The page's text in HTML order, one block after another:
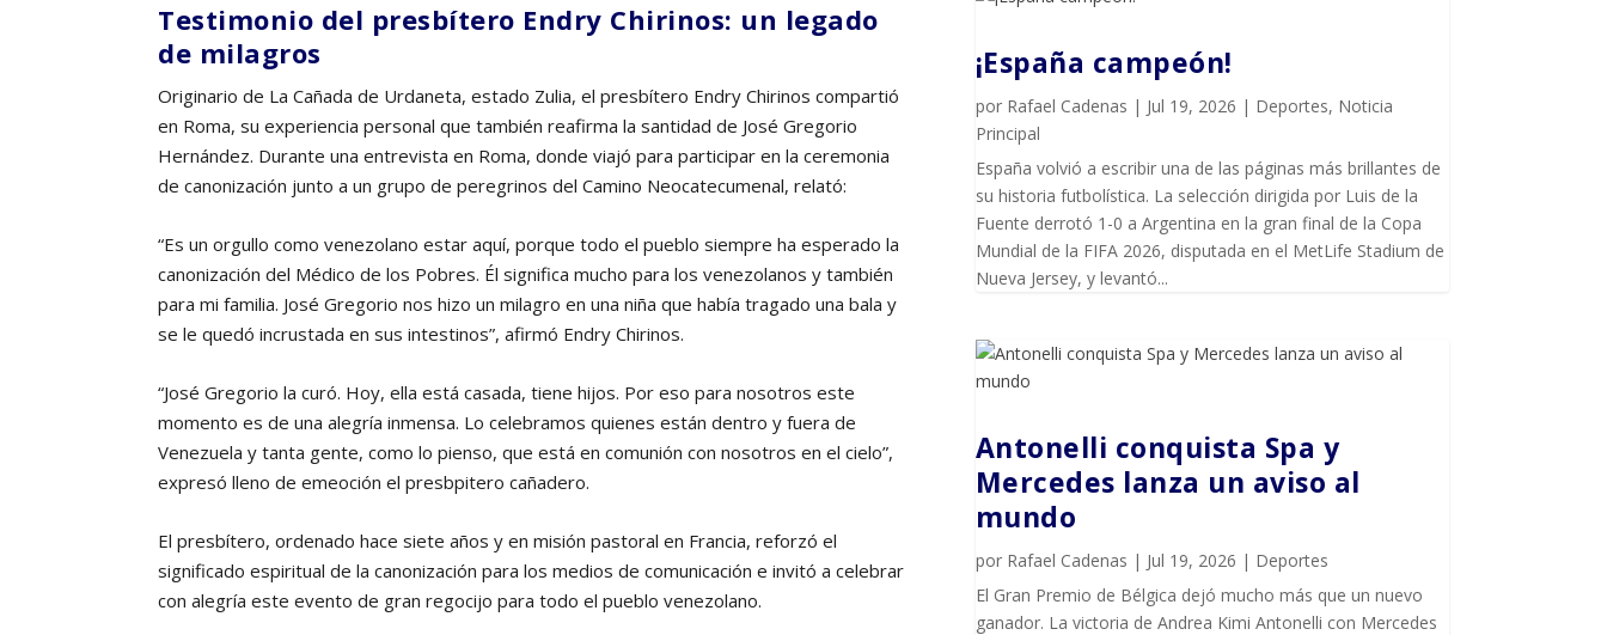
Testimonio del presbítero Endry Chirinos: un legado
de milagros
Originario de La Cañada de Urdaneta, estado Zulia, el presbítero Endry Chirinos compartió
en Roma, su experiencia personal que también reafirma la santidad de José Gregorio
Hernández. Durante una entrevista en Roma, donde viajó para participar en la ceremonia
de canonización junto a un grupo de peregrinos del Camino Neocatecumenal, relató:
“Es un orgullo como venezolano estar aquí, porque todo el pueblo siempre ha esperado la
canonización del Médico de los Pobres. Él significa mucho para los venezolanos y también
para mi familia. José Gregorio nos hizo un milagro en una niña que había tragado una bala y
se le quedó incrustada en sus intestinos”, afirmó Endry Chirinos.
“José Gregorio la curó. Hoy, ella está casada, tiene hijos. Por eso para nosotros este
momento es de una alegría inmensa. Lo celebramos quienes están dentro y fuera de
Venezuela y tanta gente, como lo pienso, que está en comunión con nosotros en el cielo”,
expresó lleno de emeoción el presbpitero cañadero.
El presbítero, ordenado hace siete años y en misión pastoral en Francia, reforzó el
significado espiritual de la canonización para los medios de comunicación e invitó a celebrar
con alegría este evento de gran regocijo para todo el pueblo venezolano.
¡España campeón!
por Rafael Cadenas | Jul 19, 2026 | Deportes, Noticia
Principal
España volvió a escribir una de las páginas más brillantes de
su historia futbolística. La selección dirigida por Luis de la
Fuente derrotó 1-0 a Argentina en la gran final de la Copa
Mundial de la FIFA 2026, disputada en el MetLife Stadium de
Nueva Jersey, y levantó...
Antonelli conquista Spa y
Mercedes lanza un aviso al
mundo
por Rafael Cadenas | Jul 19, 2026 | Deportes
El Gran Premio de Bélgica dejó mucho más que un nuevo
ganador. La victoria de Andrea Kimi Antonelli con Mercedes